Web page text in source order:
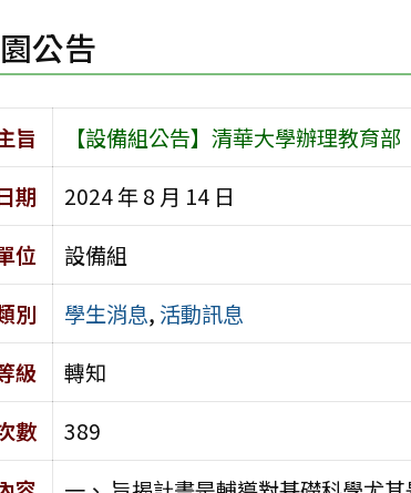
公告
旨
【設備組公告】清華大學辦理教育
期
2024 年 8 月 14 日
位
設備組
別
學生消息, 活動訊息
級
轉知
數
389